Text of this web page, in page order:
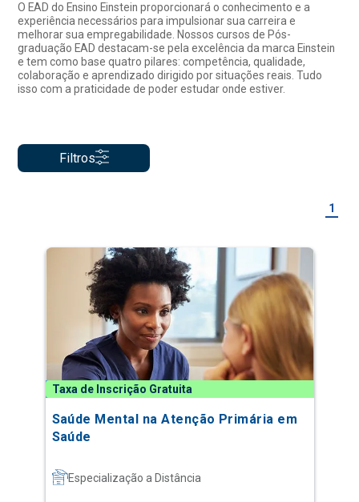
O EAD do Ensino Einstein proporcionará o conhecimento e a
experiência necessários para impulsionar sua carreira e
melhorar sua empregabilidade. Nossos cursos de Pós-
graduação EAD destacam-se pela excelência da marca Einstein
e tem como base quatro pilares: competência, qualidade,
colaboração e aprendizado dirigido por situações reais. Tudo
isso com a praticidade de poder estudar onde estiver.
Filtros
1
Taxa de Inscrição Gratuita
Saúde Mental na Atenção Primária em
Saúde
Especialização a Distância